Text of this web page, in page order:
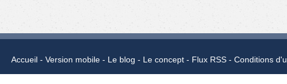
Accueil Version mobile Le blog Le concept Flux RSS Conditions